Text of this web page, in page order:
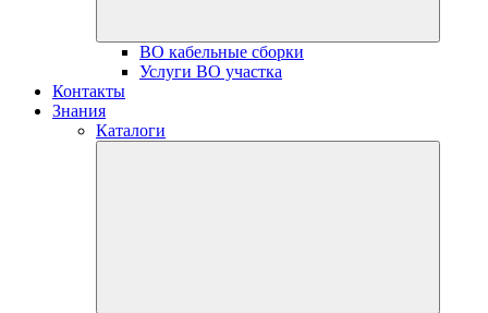
ВО кабельные сборки
Услуги ВО участка
Контакты
Знания
Каталоги